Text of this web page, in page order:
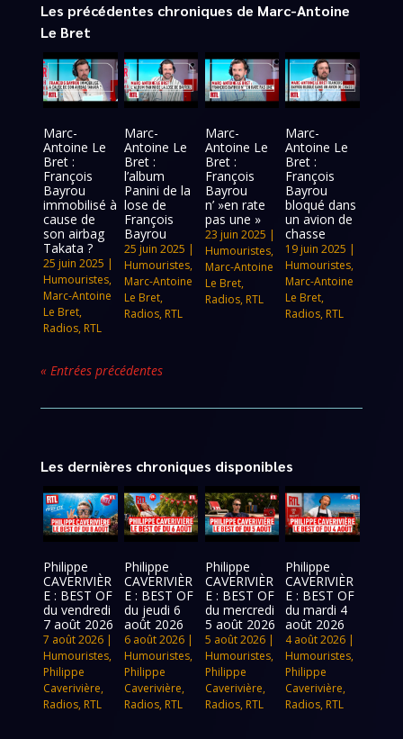
Les précédentes chroniques de Marc-Antoine
Le Bret
Marc-
Antoine Le
Bret :
François
Bayrou
immobilisé à
cause de
son airbag
Takata ?
25 juin 2025 |
Humouristes,
Marc-Antoine
Le Bret,
Radios, RTL
Marc-
Antoine Le
Bret :
l’album
Panini de la
lose de
François
Bayrou
25 juin 2025 |
Humouristes,
Marc-Antoine
Le Bret,
Radios, RTL
Marc-
Antoine Le
Bret :
François
Bayrou
n’ »en rate
pas une »
23 juin 2025 |
Humouristes,
Marc-Antoine
Le Bret,
Radios, RTL
Marc-
Antoine Le
Bret :
François
Bayrou
bloqué dans
un avion de
chasse
19 juin 2025 |
Humouristes,
Marc-Antoine
Le Bret,
Radios, RTL
« Entrées précédentes
Les dernières chroniques disponibles
Philippe
CAVERIVIÈR
E : BEST OF
du vendredi
7 août 2026
7 août 2026 |
Humouristes,
Philippe
Caverivière,
Radios, RTL
Philippe
CAVERIVIÈR
E : BEST OF
du jeudi 6
août 2026
6 août 2026|
Humouristes,
Philippe
Caverivière,
Radios, RTL
Philippe
CAVERIVIÈR
E : BEST OF
du mercredi
5 août 2026
5 août 2026|
Humouristes,
Philippe
Caverivière,
Radios, RTL
Philippe
CAVERIVIÈR
E : BEST OF
du mardi 4
août 2026
4 août 2026 |
Humouristes,
Philippe
Caverivière,
Radios, RTL